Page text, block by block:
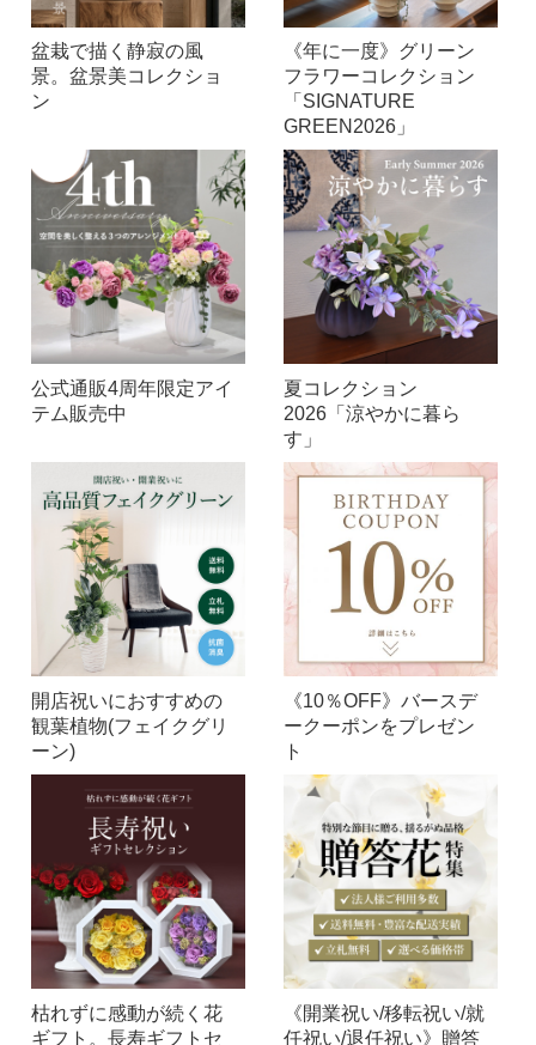
盆栽で描く静寂の風
景。盆景美コレクショ
ン
《年に一度》グリーン
フラワーコレクション
「SIGNATURE
GREEN2026」
公式通販4周年限定アイ
テム販売中
夏コレクション
2026「涼やかに暮ら
す」
開店祝いにおすすめの
観葉植物(フェイクグリ
ーン)
《10％OFF》バースデ
ークーポンをプレゼン
ト
枯れずに感動が続く花
ギフト。長寿ギフトセ
《開業祝い/移転祝い/就
任祝い/退任祝い》贈答